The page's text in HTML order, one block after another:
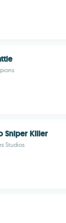
Sniper Killer
Studios